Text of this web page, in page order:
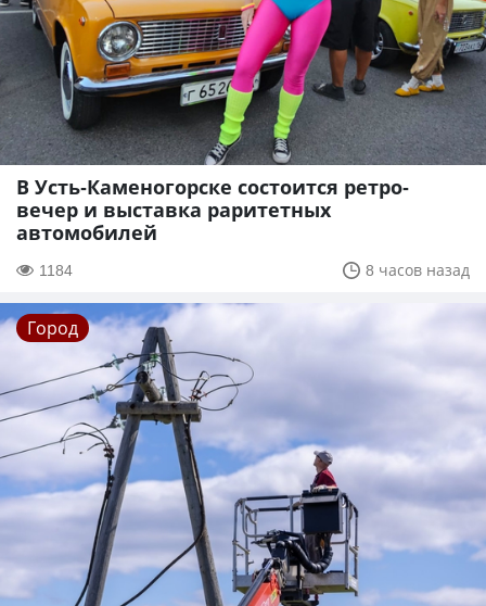
В Усть-Каменогорске состоится ретро-
вечер и выставка раритетных
автомобилей
1184 8 часов назад
Город